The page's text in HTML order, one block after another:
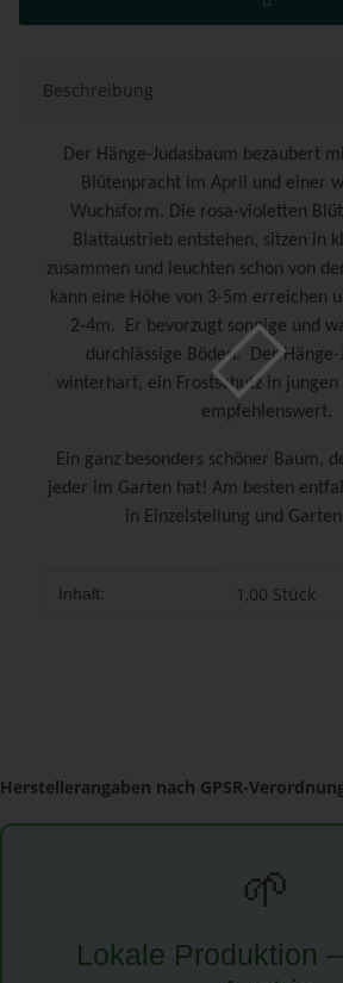
Beschreibung
Der Hänge-Judasbaum bezaubert
Blütenpracht im April und einer
Wuchsform. Die rosa-violetten
Blattaustrieb entstehen, sitzen in
zusammen und leuchten schon von
kann eine Höhe von 3-5m erreichen
2-4m.
Er bevorzugt sonnige und
durchlässige Böden.
Der
winterhart, ein Frostschutz in jungen
empfehlenswert.
Ein ganz besonders schöner Baum,
jeder im Garten hat! Am besten
in Einzelstellung und
Produkteigenschaft
Wert
Inhalt: 1,00 Stück
Herstellerangaben nach GPSR-
🌱
Lokale Produktion